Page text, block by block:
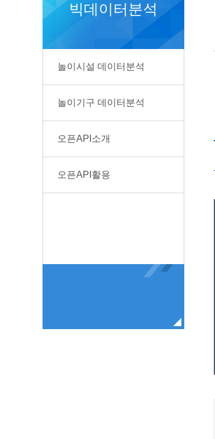
빅데이터분석
놀이시설 데이터분석
놀이기구 데이터분석
오픈API소개
오픈API활용